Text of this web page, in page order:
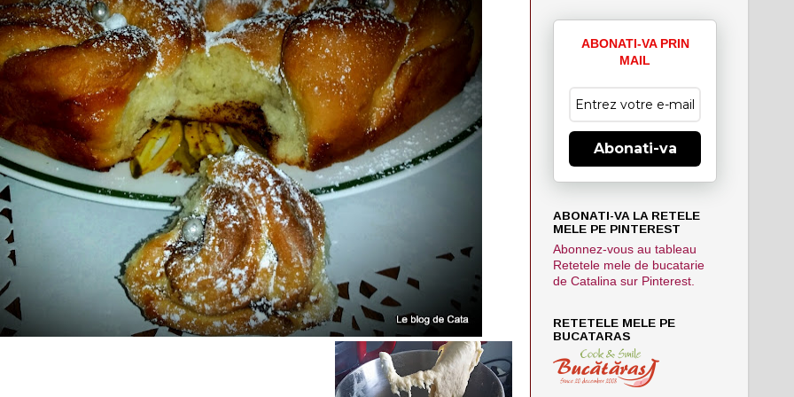
ABONATI-VA PRIN
MAIL
Abonati-va
ABONATI-VA LA RETELE
MELE PE PINTEREST
Abonnez-vous au tableau
Retetele mele de bucatarie
de Catalina sur Pinterest.
RETETELE MELE PE
BUCATARAS